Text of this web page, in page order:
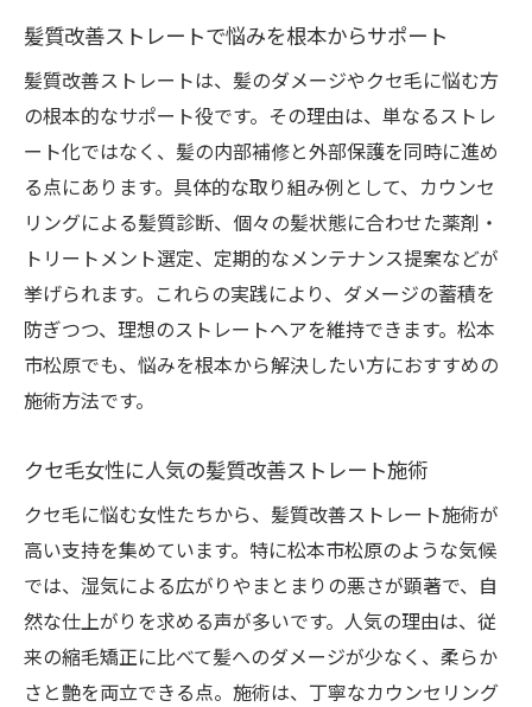
髪質改善ストレートで悩みを根本からサポート
髪質改善ストレートは、髪のダメージやクセ毛に悩む方
の根本的なサポート役です。その理由は、単なるストレ
ート化ではなく、髪の内部補修と外部保護を同時に進め
る点にあります。具体的な取り組み例として、カウンセ
リングによる髪質診断、個々の髪状態に合わせた薬剤・
トリートメント選定、定期的なメンテナンス提案などが
挙げられます。これらの実践により、ダメージの蓄積を
防ぎつつ、理想のストレートヘアを維持できます。松本
市松原でも、悩みを根本から解決したい方におすすめの
施術方法です。
クセ毛女性に人気の髪質改善ストレート施術
クセ毛に悩む女性たちから、髪質改善ストレート施術が
高い支持を集めています。特に松本市松原のような気候
では、湿気による広がりやまとまりの悪さが顕著で、自
然な仕上がりを求める声が多いです。人気の理由は、従
来の縮毛矯正に比べて髪へのダメージが少なく、柔らか
さと艶を両立できる点。施術は、丁寧なカウンセリング